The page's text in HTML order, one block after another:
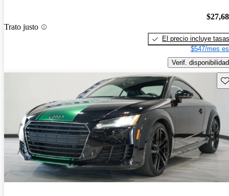
Trato justo
El precio incluye tasas
$547/mes
Verif. disponibilidad